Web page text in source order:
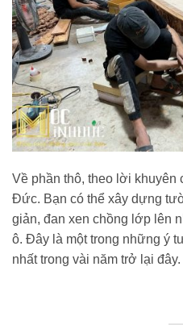
Về phần thô, theo lời khuyên
Đức. Bạn có thể xây dựng
giản, đan xen chồng lớp lên
ô. Đây là một trong những ý
nhất trong vài năm trở lại đây.